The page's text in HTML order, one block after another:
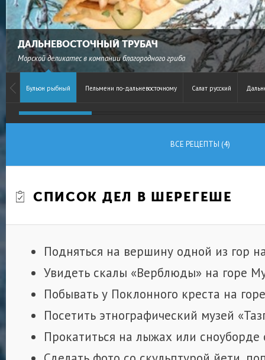
ДАЛЬНЕВОСТОЧНЫЙ ТРУБАЧ
Морской деликатес в компании благородного гриба
Бульон рыбный Пельмени по-дальневосточному Салат русский
ВСЕ РЕЦЕПТЫ (4)
СПИСОК ДЕЛ В ШЕРЕГЕШЕ
Подняться на вершину одной из гор
Увидеть скалы «Верблюды» на горе
Побывать у Поклонного креста на
Посетить этнографический музей
Прокатиться на лыжах или сноуборде